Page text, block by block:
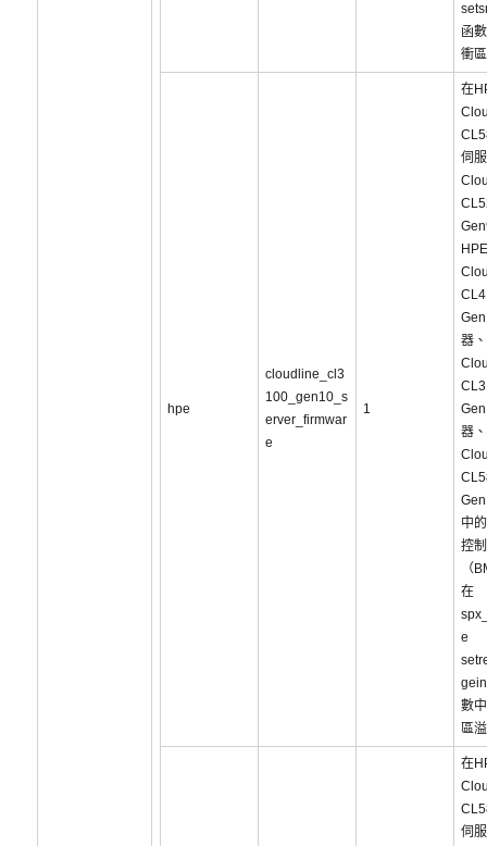
函
衝
hpe
cloudline_cl3
100_gen10_s
erver_firmwar
e
1
在
伺
HPE
器
器
中
控
（
在
e
數
區
在
伺